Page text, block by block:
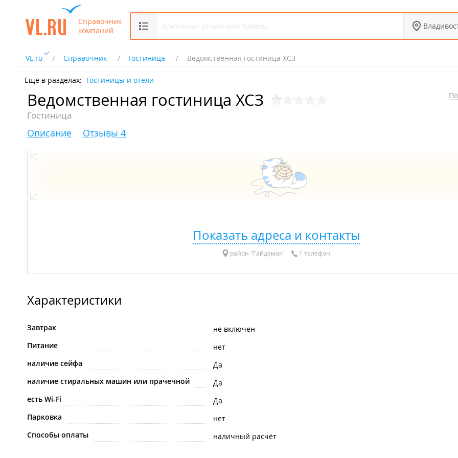
Справочник
компаний
VL.ru Справочник Гостиница Ведомственная гостиница ХСЗ
Ещё в разделах: Гостиницы и отели
Ведомственная гостиница ХСЗ
Гостиница
Описание Отзывы 4
Показать адреса и контакты
район "Гайдамак" 1 телефон
Характеристики
Завтрак
не включен
Питание
нет
наличие сейфа
Да
наличие стиральных машин или прачечной
Да
есть Wi-Fi
Да
Парковка
нет
Способы оплаты
наличный расчёт